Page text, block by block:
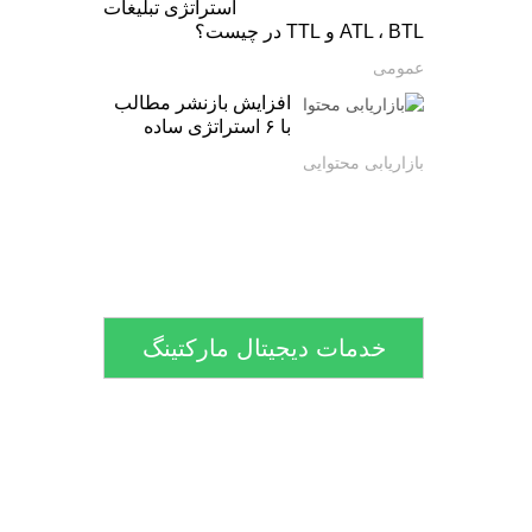
استراتژی تبلیغات
ATL ، BTL و TTL در چیست؟
عمومی
افزایش بازنشر مطالب
با ۶ استراتژی ساده
بازاریابی محتوایی
خدمات دیجیتال مارکتینگ